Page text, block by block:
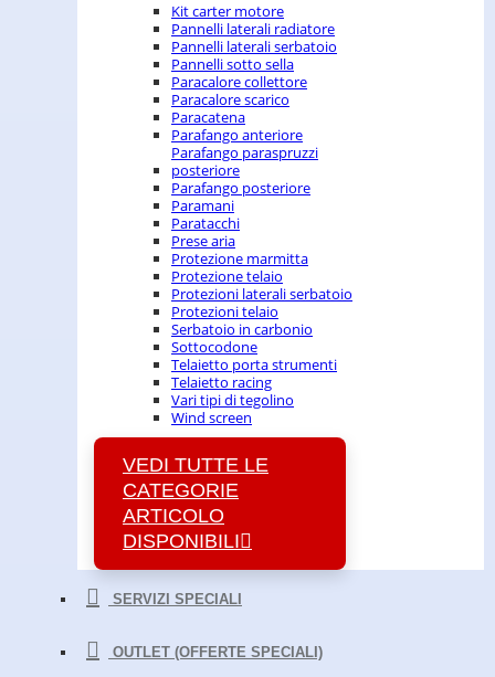
Kit carter motore
Pannelli laterali radiatore
Pannelli laterali serbatoio
Pannelli sotto sella
Paracalore collettore
Paracalore scarico
Paracatena
Parafango anteriore
Parafango paraspruzzi
posteriore
Parafango posteriore
Paramani
Paratacchi
Prese aria
Protezione marmitta
Protezione telaio
Protezioni laterali serbatoio
Protezioni telaio
Serbatoio in carbonio
Sottocodone
Telaietto porta strumenti
Telaietto racing
Vari tipi di tegolino
Wind screen
VEDI TUTTE LE
CATEGORIE
ARTICOLO
DISPONIBILI
SERVIZI SPECIALI
OUTLET (OFFERTE SPECIALI)